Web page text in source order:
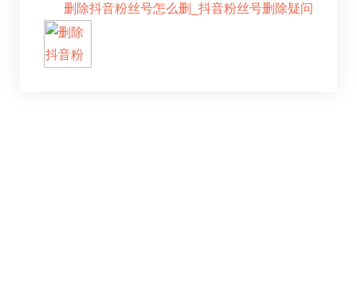
删除抖音粉丝号怎么删_抖音粉丝号删除疑问